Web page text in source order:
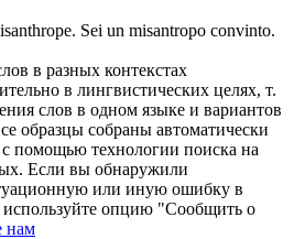
Sei un misantropo convinto.
в разных контекстах
в лингвистических целях, т.
слов в одном языке и вариантов
образцы собраны автоматически
помощью технологии поиска на
Если вы обнаружили
или иную ошибку в
используйте опцию "Сообщить о
нам